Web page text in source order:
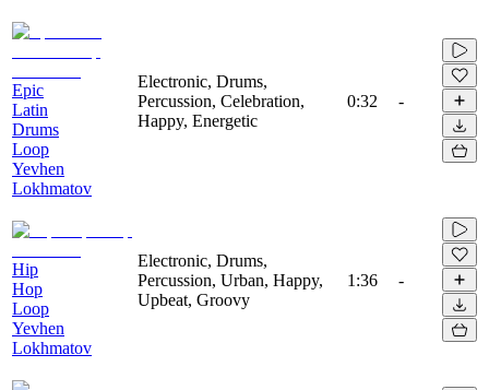
Epic
Latin
Drums
Loop
Yevhen
Lokhmatov
Electronic, Drums,
Percussion, Celebration,
Happy, Energetic
0:32 -
Hip
Hop
Loop
Yevhen
Lokhmatov
Electronic, Drums,
Percussion, Urban, Happy,
Upbeat, Groovy
1:36 -